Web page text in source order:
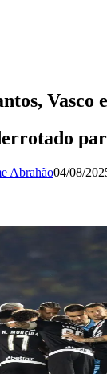
Abrahão04/08/